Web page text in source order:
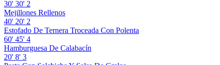
30' 30' 2
Mejillones Rellenos
40' 20' 2
Estofado De Ternera Troceada Con Polenta
60' 45' 4
Hamburguesa De Calabacín
20' 8' 3